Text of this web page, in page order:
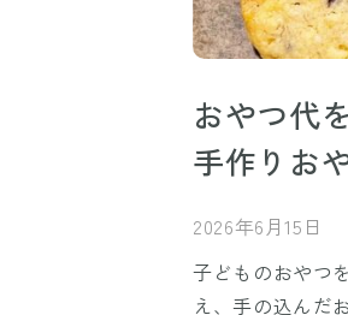
おやつ代
手作りお
2026年6月15日
子どものおやつ
え、手の込んだ